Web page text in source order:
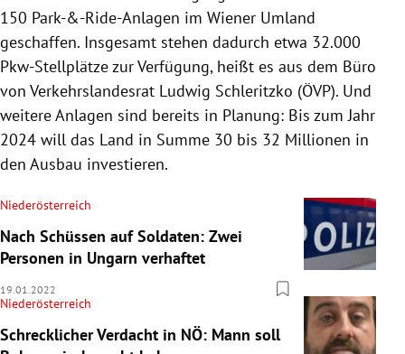
150 Park-&-Ride-Anlagen im Wiener Umland
geschaffen. Insgesamt stehen dadurch etwa 32.000
Pkw-Stellplätze zur Verfügung, heißt es aus dem Büro
von Verkehrslandesrat Ludwig Schleritzko (ÖVP). Und
weitere Anlagen sind bereits in Planung: Bis zum Jahr
2024 will das Land in Summe 30 bis 32 Millionen in
den Ausbau investieren.
Niederösterreich
Nach Schüssen auf Soldaten: Zwei
Personen in Ungarn verhaftet
19.01.2022
Niederösterreich
Schrecklicher Verdacht in NÖ: Mann soll